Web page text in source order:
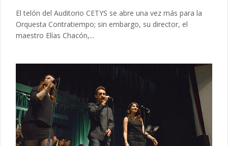
El telón del Auditorio CETYS se abre una vez más para la
Orquesta Contratiempo; sin embargo, su director, el
maestro Elías Chacón,...